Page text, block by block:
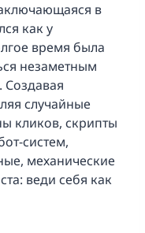
в
как у
время была
незаметным
Создавая
случайные
кликов, скрипты
систем,
механические
веди себя как